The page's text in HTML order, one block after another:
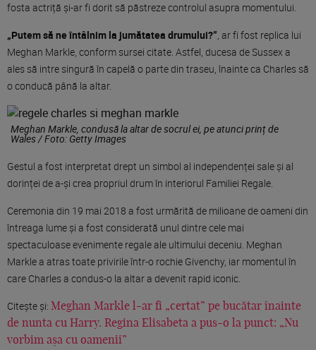
fosta actriță și-ar fi dorit să păstreze controlul asupra momentului.
„Putem să ne întâlnim la jumătatea drumului?”, ar fi fost replica lui
Meghan Markle, conform sursei citate. Astfel, ducesa de Sussex a
ales să intre singură în capelă o parte din traseu, înainte ca Charles să
o conducă până la altar.
Meghan Markle, condusă la altar de socrul ei, pe atunci prinț de
Wales / Foto: Getty Images
Gestul a fost interpretat drept un simbol al independenței sale și al
dorinței de a-și crea propriul drum în interiorul Familiei Regale.
Ceremonia din 19 mai 2018 a fost urmărită de milioane de oameni din
întreaga lume și a fost considerată unul dintre cele mai
spectaculoase evenimente regale ale ultimului deceniu. Meghan
Markle a atras toate privirile într-o rochie Givenchy, iar momentul în
care Charles a condus-o la altar a devenit rapid iconic.
Citește și: Meghan Markle l-ar fi „certat” pe bucătar înainte
de nunta cu Harry. Regina Elisabeta a pus-o la punct: „Nu
vorbim așa cu oamenii”